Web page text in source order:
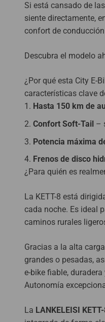
Si está cansado de
siente directamente,
confort de
Descubra el modelo
¿Por qué esta City E-
características clave
Hasta 150 km de
Confort Soft-Tail –
Potencia máxima
Frenos de disco
¿Para quién es
La KETT-8 está
cada noche. Es ideal
caminos rurales
Gracias a la alta
grandes o pesadas,
e-bike fiable,
Autonomía
La LANKELEISI